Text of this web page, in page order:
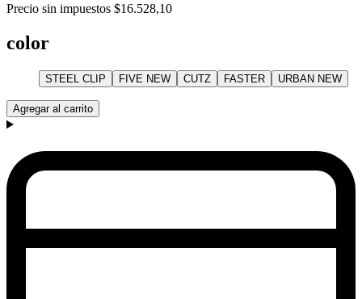
Precio sin impuestos $16.528,10
color
STEEL CLIP FIVE NEW CUTZ FASTER URBAN NEW
Agregar al carrito